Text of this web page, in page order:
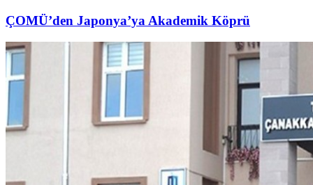
ÇOMÜ’den Japonya’ya Akademik Köprü